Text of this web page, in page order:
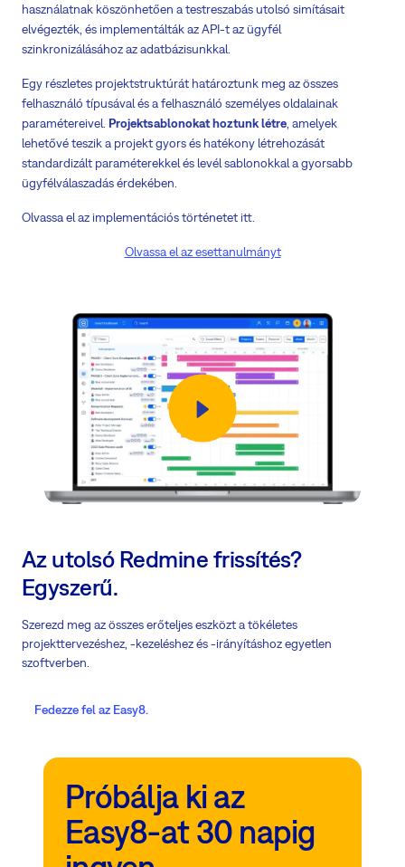
használatnak köszönhetően a testreszabás utolsó simításait
elvégezték, és implementálták az API-t az ügyfél
szinkronizálásához az adatbázisunkkal.
Egy részletes projektstruktúrát határoztunk meg az összes
felhasználó típusával és a felhasználó személyes oldalainak
paramétereivel. Projektsablonokat hoztunk létre , amelyek
lehetővé teszik a projekt gyors és hatékony létrehozását
standardizált paraméterekkel és levél sablonokkal a gyorsabb
ügyfélválaszadás érdekében.
Olvassa el az implementációs történetet itt.
Olvassa el az esettanulmányt
Az utolsó Redmine frissítés?
Egyszerű.
Szerezd meg az összes erőteljes eszközt a tökéletes
projekttervezéshez, -kezeléshez és -irányításhoz egyetlen
szoftverben.
Fedezze fel az Easy8.
Próbálja ki az
Easy8-at 30 napig